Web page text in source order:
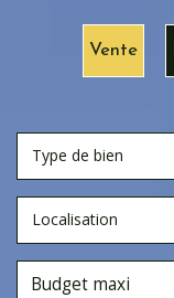
Vente
Type de bien
Localisation